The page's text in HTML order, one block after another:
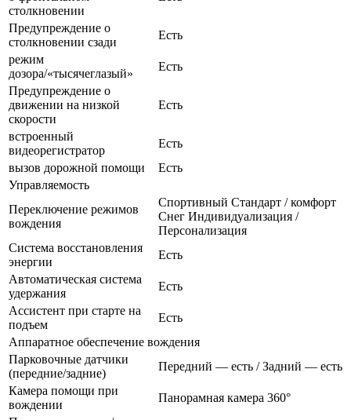
столкновении
Предупреждение о
столкновении сзади
Есть
режим
дозора/«тысячеглазый»
Есть
Предупреждение о
движении на низкой
скорости
Есть
встроенный
видеорегистратор
Есть
вызов дорожной помощи
Есть
Управляемость
Переключение режимов
вождения
Спортивный Стандарт / комфорт
Снег Индивидуализация /
Персонализация
Система восстановления
энергии
Есть
Автоматическая система
удержания
Есть
Ассистент при старте на
подъем
Есть
Аппаратное обеспечение вождения
Парковочные датчики
(передние/задние)
Передний — есть / Задний — есть
Камера помощи при
вождении
Панорамная камера 360°